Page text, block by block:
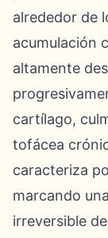
alrededor de
acumulación
altamente
cartílago,
tofácea
caracteriza
marcando
irreversible